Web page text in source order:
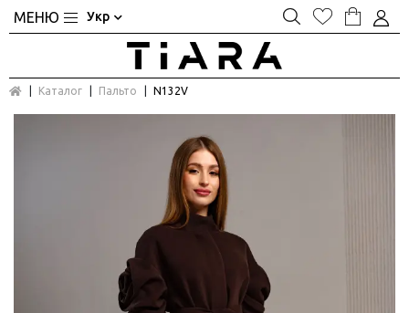
Укр
Каталог Пальто N132V